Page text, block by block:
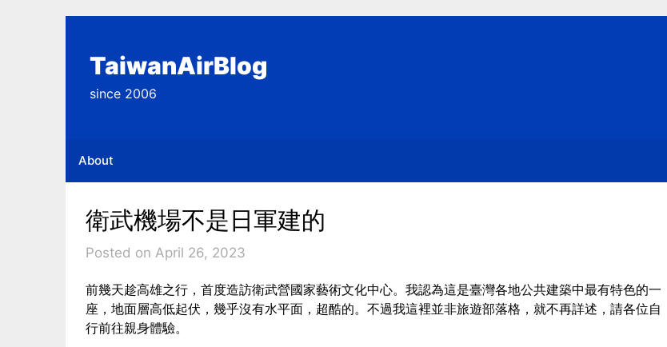
TaiwanAirBlog
since 2006
About
衛武機場不是日軍建的
Posted on April 26, 2023
前幾天趁高雄之行，首度造訪衛武營國家藝術文化中心。我認為這是臺灣各地公共建築中最有特色的一
座，地面層高低起伏，幾乎沒有水平面，超酷的。不過我這裡並非旅遊部落格，就不再詳述，請各位自
行前往親身體驗。